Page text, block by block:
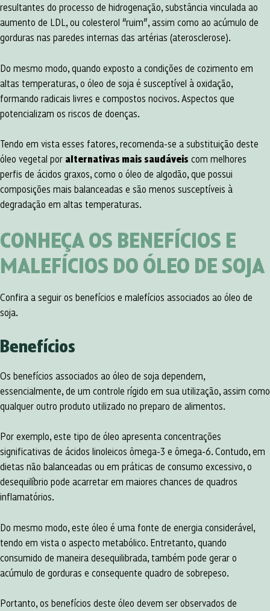
resultantes do processo de hidrogenação, substância vinculada ao
aumento de LDL, ou colesterol “ruim”, assim como ao acúmulo de
gorduras nas paredes internas das artérias (aterosclerose).
Do mesmo modo, quando exposto a condições de cozimento em
altas temperaturas, o óleo de soja é susceptível à oxidação,
formando radicais livres e compostos nocivos. Aspectos que
potencializam os riscos de doenças.
Tendo em vista esses fatores, recomenda-se a substituição deste
óleo vegetal por alternativas mais saudáveis com melhores
perfis de ácidos graxos, como o óleo de algodão, que possui
composições mais balanceadas e são menos susceptíveis à
degradação em altas temperaturas.
CONHEÇA OS BENEFÍCIOS E
MALEFÍCIOS DO ÓLEO DE SOJA
Confira a seguir os benefícios e malefícios associados ao óleo de
soja.
Benefícios
Os benefícios associados ao óleo de soja dependem,
essencialmente, de um controle rígido em sua utilização, assim como
qualquer outro produto utilizado no preparo de alimentos.
Por exemplo, este tipo de óleo apresenta concentrações
significativas de ácidos linoleicos ômega-3 e ômega-6. Contudo, em
dietas não balanceadas ou em práticas de consumo excessivo, o
desequilíbrio pode acarretar em maiores chances de quadros
inflamatórios.
Do mesmo modo, este óleo é uma fonte de energia considerável,
tendo em vista o aspecto metabólico. Entretanto, quando
consumido de maneira desequilibrada, também pode gerar o
acúmulo de gorduras e consequente quadro de sobrepeso.
Portanto, os benefícios deste óleo devem ser observados de